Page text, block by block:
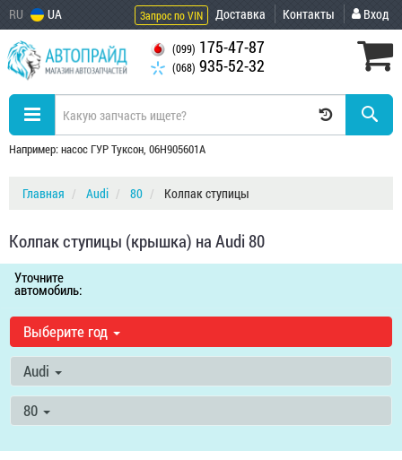
RU UA Запрос по VIN Доставка Контакты Вход
(099) 175-47-87
(068) 935-52-32
Например: насос ГУР Туксон, 06H905601A
Главная Audi 80 Колпак ступицы
Колпак ступицы (крышка) на Audi 80
Уточните
автомобиль:
Выберите год
Audi
80